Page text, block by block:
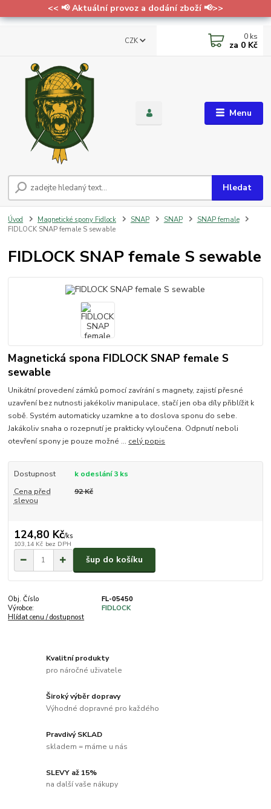
<< 📢 Aktuální provoz a dodání zboží 📢>>
Menu
CZK
Hledat
0 ks
za 0 Kč
Úvod Magnetické spony Fidlock SNAP SNAP
SNAP female
FIDLOCK SNAP female S sewable
FIDLOCK SNAP female S sewable
Magnetická spona FIDLOCK SNAP female S
sewable
Unikátní provedení zámků pomocí zavírání s magnety, zajistí přesné
uzavření bez nutnosti jakékoliv manipulace, stačí jen oba díly přiblížit k
sobě. Systém automaticky uzamkne a to doslova sponu do sebe.
Jakákoliv snaha o rozepnutí je prakticky vyloučena. Odpnutí neboli
otevření spony je pouze možné ... celý popis
Dostupnost
k odeslání 3 ks
Cena před
slevou
92 Kč
124,80 Kč/ks
103,14 Kč bez DPH
šup do košíku
Obj. Číslo
FL-05450
Výrobce:
FIDLOCK
Hlídat cenu / dostupnost
Kvalitní produkty
pro náročné uživatele
Široký výběr dopravy
Výhodné dopravné pro každého
Pravdivý SKLAD
skladem = máme u nás
SLEVY až 15%
na další vaše nákupy